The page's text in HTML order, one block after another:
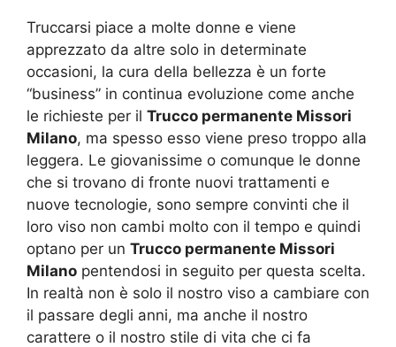
Truccarsi piace a molte donne e viene
apprezzato da altre solo in determinate
occasioni, la cura della bellezza è un forte
“business” in continua evoluzione come anche
le richieste per il Trucco permanente Missori
Milano, ma spesso esso viene preso troppo alla
leggera. Le giovanissime o comunque le donne
che si trovano di fronte nuovi trattamenti e
nuove tecnologie, sono sempre convinti che il
loro viso non cambi molto con il tempo e quindi
optano per un Trucco permanente Missori
Milano pentendosi in seguito per questa scelta.
In realtà non è solo il nostro viso a cambiare con
il passare degli anni, ma anche il nostro
carattere o il nostro stile di vita che ci fa